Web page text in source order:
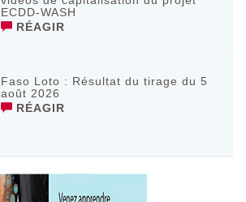
ECDD-WASH
RÉAGIR
Faso Loto : Résultat du tirage du 5
août 2026
RÉAGIR